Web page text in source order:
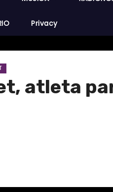
Privacy
atleta